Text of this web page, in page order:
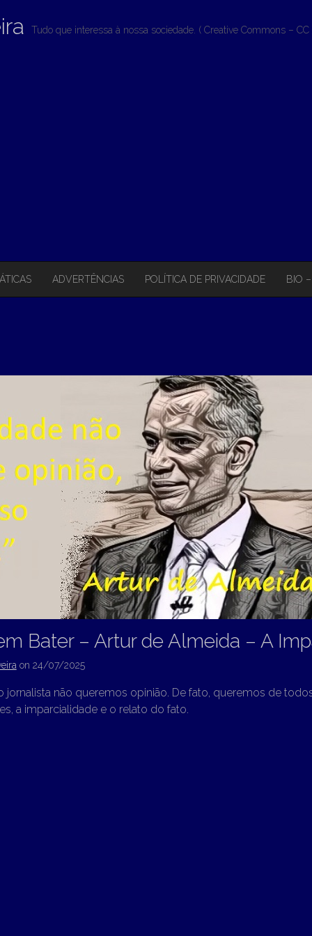
Tudo que interessa à nossa sociedade. ( Creative Commons – CC
ADVERTÊNCIAS POLÍTICA DE PRIVACIDADE BIO
Bater – Artur de Almeida – A
on 24/07/2025
jornalista não queremos opinião. De fato, queremos de
a imparcialidade e o relato do fato.